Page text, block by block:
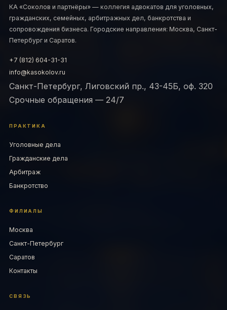
КА «Соколов и партнёры» — коллегия адвокатов для уголовных,
гражданских, семейных, арбитражных дел, банкротства и
сопровождения бизнеса. Городские направления: Москва, Санкт-
Петербург и Саратов.
+7 (812) 604-31-31
info@kasokolov.ru
Санкт-Петербург, Лиговский пр., 43-45Б, оф. 320
Срочные обращения — 24/7
ПРАКТИКА
Уголовные дела
Гражданские дела
Арбитраж
Банкротство
ФИЛИАЛЫ
Москва
Санкт-Петербург
Саратов
Контакты
СВЯЗЬ